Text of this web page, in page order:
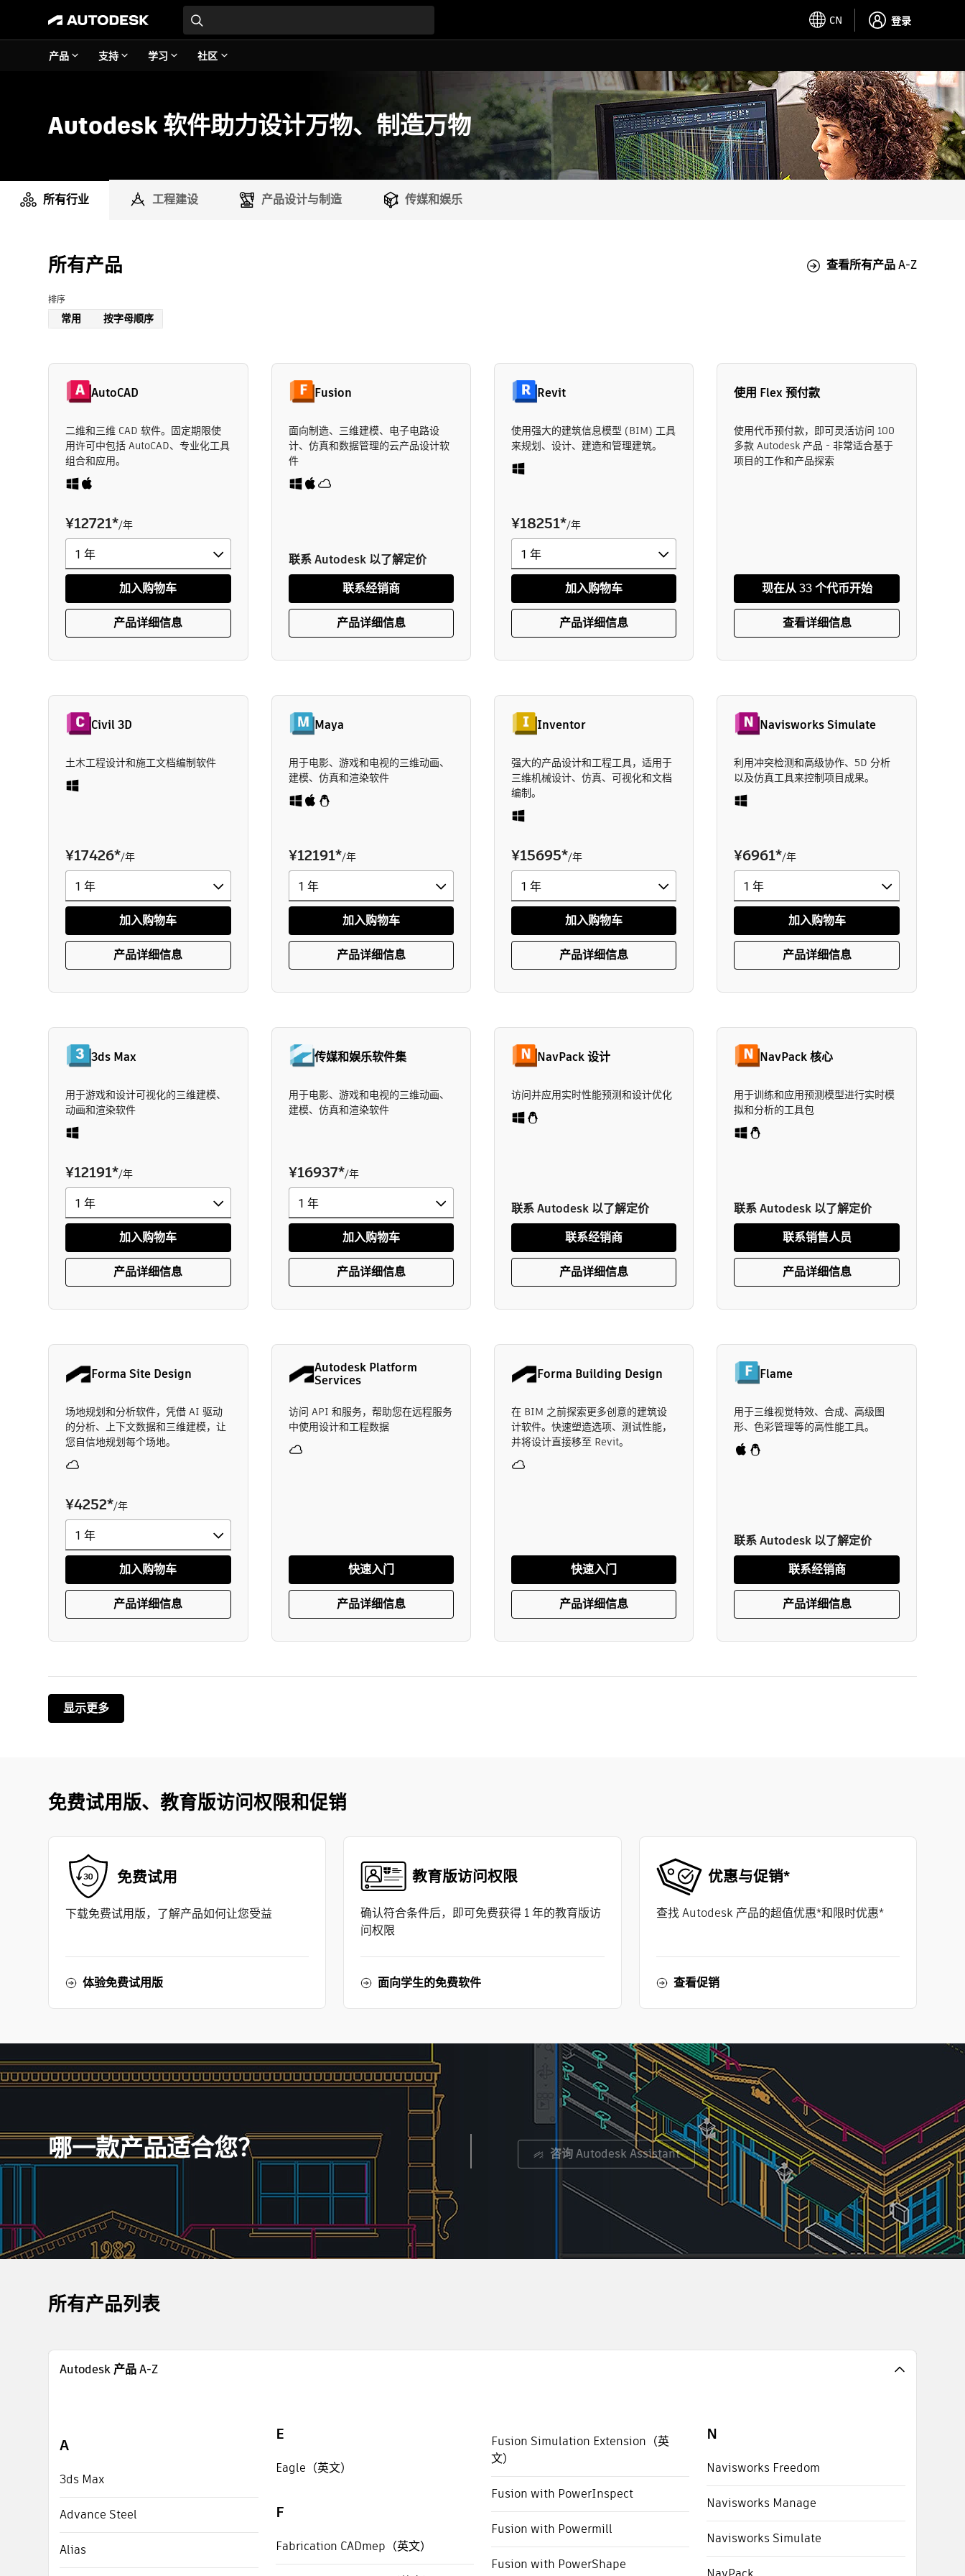
CN 登录
产品 支持 学习 社区
Autodesk 软件助力设计万物、制造万物
所有行业 工程建设 产品设计与制造 传媒和娱乐
所有产品 查看所有产品 A-Z
排序
常用 按字母顺序
AutoCAD
二维和三维 CAD 软件。固定期限使
用许可中包括 AutoCAD、专业化工具
组合和应用。
¥12721*/年
加入购物车
产品详细信息
Fusion
面向制造、三维建模、电子电路设
计、仿真和数据管理的云产品设计软
件
联系 Autodesk 以了解定价
联系经销商
产品详细信息
Revit
使用强大的建筑信息模型 (BIM) 工具
来规划、设计、建造和管理建筑。
¥18251*/年
加入购物车
产品详细信息
使用 Flex 预付款
使用代币预付款，即可灵活访问 100
多款 Autodesk 产品 - 非常适合基于
项目的工作和产品探索
现在从 33 个代币开始
查看详细信息
Civil 3D
土木工程设计和施工文档编制软件
¥17426*/年
加入购物车
产品详细信息
Maya
用于电影、游戏和电视的三维动画、
建模、仿真和渲染软件
¥12191*/年
加入购物车
产品详细信息
Inventor
强大的产品设计和工程工具，适用于
三维机械设计、仿真、可视化和文档
编制。
¥15695*/年
加入购物车
产品详细信息
Navisworks Simulate
利用冲突检测和高级协作、5D 分析
以及仿真工具来控制项目成果。
¥6961*/年
加入购物车
产品详细信息
3ds Max
用于游戏和设计可视化的三维建模、
动画和渲染软件
¥12191*/年
加入购物车
产品详细信息
传媒和娱乐软件集
用于电影、游戏和电视的三维动画、
建模、仿真和渲染软件
¥16937*/年
加入购物车
产品详细信息
NavPack 设计
访问并应用实时性能预测和设计优化
联系 Autodesk 以了解定价
联系经销商
产品详细信息
NavPack 核心
用于训练和应用预测模型进行实时模
拟和分析的工具包
联系 Autodesk 以了解定价
联系销售人员
产品详细信息
Forma Site Design
场地规划和分析软件，凭借 AI 驱动
的分析、上下文数据和三维建模，让
您自信地规划每个场地。
¥4252*/年
加入购物车
产品详细信息
Autodesk Platform
Services
访问 API 和服务，帮助您在远程服务
中使用设计和工程数据
快速入门
产品详细信息
Forma Building Design
在 BIM 之前探索更多创意的建筑设
计软件。快速塑造选项、测试性能，
并将设计直接移至 Revit。
快速入门
产品详细信息
Flame
用于三维视觉特效、合成、高级图
形、色彩管理等的高性能工具。
联系 Autodesk 以了解定价
联系经销商
产品详细信息
显示更多
免费试用版、教育版访问权限和促销
免费试用
下载免费试用版，了解产品如何让您受益
体验免费试用版
教育版访问权限
确认符合条件后，即可免费获得 1 年的教育版访
问权限
面向学生的免费软件
优惠与促销*
查找 Autodesk 产品的超值优惠*和限时优惠*
查看促销
哪一款产品适合您？ 咨询 Autodesk Assistant
所有产品列表
Autodesk 产品 A-Z
A
3ds Max
Advance Steel
Alias
E
Eagle（英文）
F
Fabrication CADmep（英文）
Fusion Simulation Extension（英
文）
Fusion with PowerInspect
Fusion with Powermill
Fusion with PowerShape
N
Navisworks Freedom
Navisworks Manage
Navisworks Simulate